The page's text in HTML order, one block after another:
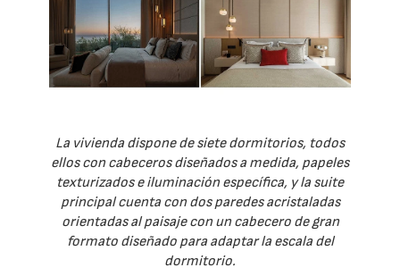
La vivienda dispone de siete dormitorios, todos
ellos con cabeceros diseñados a medida, papeles
texturizados e iluminación específica, y la suite
principal cuenta con dos paredes acristaladas
orientadas al paisaje con un cabecero de gran
formato diseñado para adaptar la escala del
dormitorio.